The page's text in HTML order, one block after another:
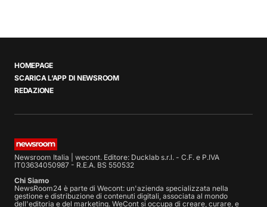
HOMEPAGE
SCARICA L’APP DI NEWSROOM
REDAZIONE
Newsroom Italia | wecont. Editore: Ducklab s.r.l. - C.F. e P.IVA
IT03634050987 - R.E.A. BS 550532
Chi Siamo
NewsRoom24 è parte di Wecont: un'azienda specializzata nella
gestione e distribuzione di contenuti digitali, associata al mondo
dell'editoria e del marketing. WeCont si occupa di creare, curare, e